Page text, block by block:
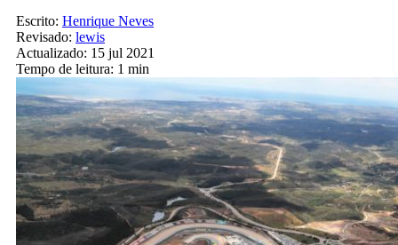
Escrito: Henrique Neves
Revisado: lewis
Actualizado: 15 jul 2021
Tempo de leitura: 1 min